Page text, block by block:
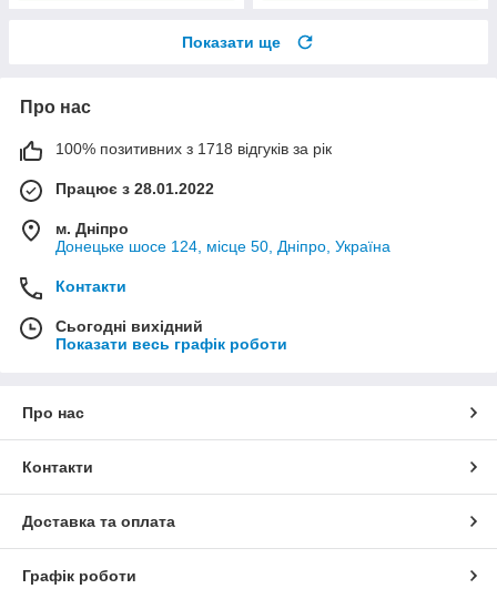
Показати ще
Про нас
100% позитивних з 1718 відгуків за рік
Працює з 28.01.2022
м. Дніпро
Донецьке шосе 124, місце 50, Дніпро, Україна
Контакти
Сьогодні вихідний
Показати весь графік роботи
Про нас
Контакти
Доставка та оплата
Графік роботи